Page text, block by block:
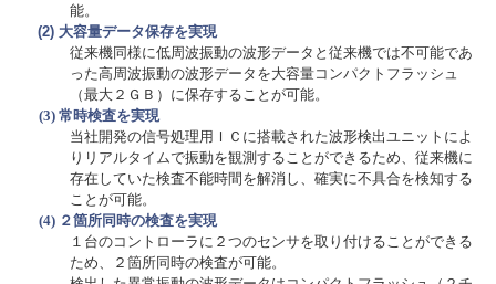
能。
(2) 大容量データ保存を実現
従来機同様に低周波振動の波形データと従来機では不可能であ
った高周波振動の波形データを大容量コンパクトフラッシュ
（最大２ＧＢ）に保存することが可能。
(3) 常時検査を実現
当社開発の信号処理用ＩＣに搭載された波形検出ユニットによ
りリアルタイムで振動を観測することができるため、従来機に
存在していた検査不能時間を解消し、確実に不具合を検知する
ことが可能。
(4) ２箇所同時の検査を実現
１台のコントローラに２つのセンサを取り付けることができる
ため、２箇所同時の検査が可能。